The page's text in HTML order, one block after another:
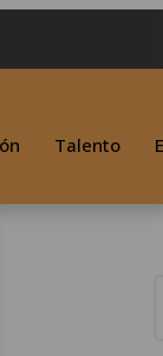
Talento